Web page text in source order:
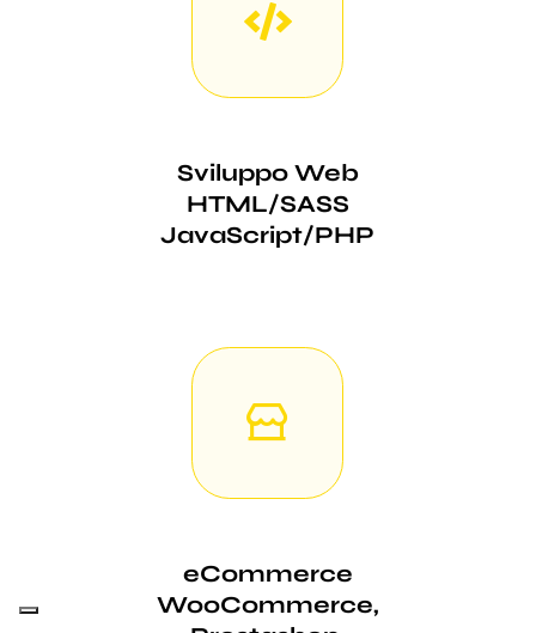
Sviluppo Web
HTML/SASS
JavaScript/PHP
eCommerce
WooCommerce,